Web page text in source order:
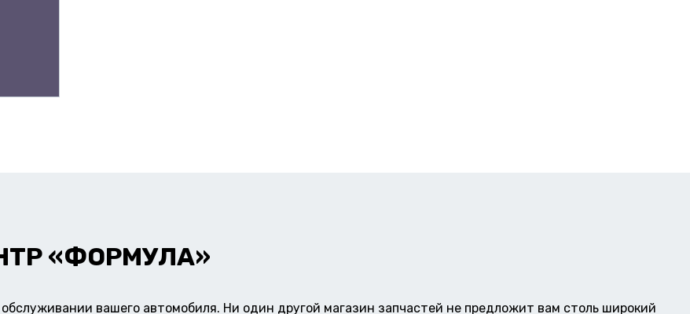
«ФОРМУЛА»
вашего автомобиля. Ни один другой магазин запчастей не предложит вам столь широкий